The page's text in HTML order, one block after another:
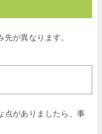
が異なります。
点がありましたら、事